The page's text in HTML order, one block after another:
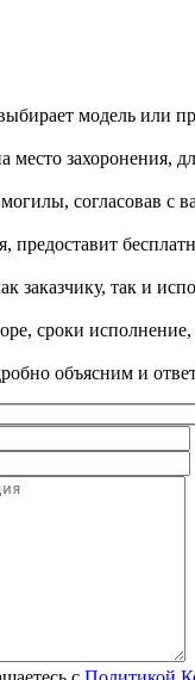
модель или
захоронения,
согласовав с
предоставит
заказчику, так и
сроки
объясним и